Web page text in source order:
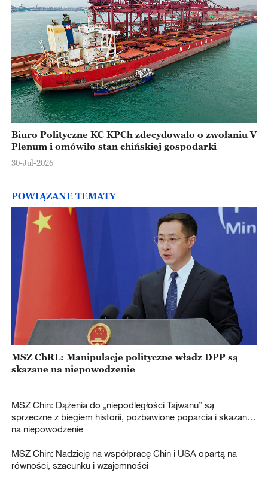
Biuro Polityczne KC KPCh zdecydowało o zwołaniu V
Plenum i omówiło stan chińskiej gospodarki
30-Jul-2026
POWIĄZANE TEMATY
MSZ ChRL: Manipulacje polityczne władz DPP są
skazane na niepowodzenie
MSZ Chin: Dążenia do „niepodległości Tajwanu” są
sprzeczne z biegiem historii, pozbawione poparcia i skazane
na niepowodzenie
MSZ Chin: Nadzieję na współpracę Chin i USA opartą na
równości, szacunku i wzajemności